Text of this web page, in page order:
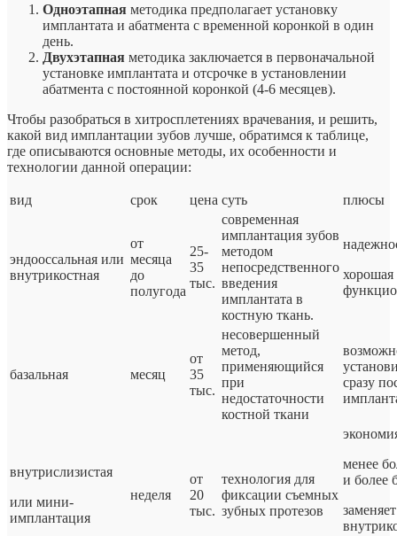
Одноэтапная методика предполагает установку
имплантата и абатмента с временной коронкой в один
день.
Двухэтапная методика заключается в первоначальной
установке имплантата и отсрочке в установлении
абатмента с постоянной коронкой (4-6 месяцев).
Чтобы разобраться в хитросплетениях врачевания, и решить,
какой вид имплантации зубов лучше, обратимся к таблице,
где описываются основные методы, их особенности и
технологии данной операции:
вид срок цена суть плюсы
эндооссальная или
внутрикостная
от
месяца
до
полугода
25-
35
тыс.
современная
имплантация зубов
методом
непосредственного
введения
имплантата в
костную ткань.
хорошая
базальная месяц
от
35
тыс.
несовершенный
метод,
применяющийся
при
недостаточности
костной ткани
сразу
внутрислизистая
или мини-
имплантация
неделя
от
20
тыс.
технология для
фиксации съемных
зубных протезов
менее
и более
заменяет